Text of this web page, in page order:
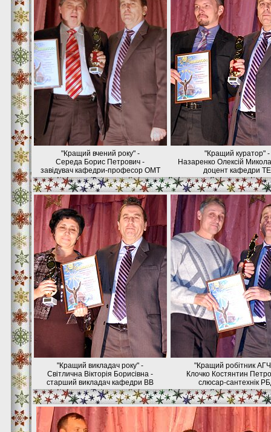
"Кращий вчений року" -
Середа Борис Петрович -
завідувач кафедри-професор ОМТ
"Кращий куратор" -
Назаренко Олексій
доцент кафедри ТЕ
"Кращий викладач року" -
Світлична Вікторія Борисівна -
старший викладач кафедри ВВ
"Кращий робітник
Клочко Костянтин
слюсар-сантехнік